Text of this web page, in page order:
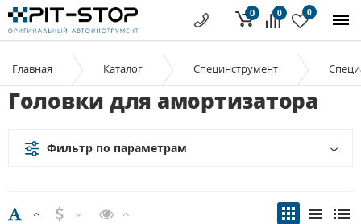
0 0
0
Главная Каталог Специнструмент
Головки для амортизатора
Фильтр по параметрам